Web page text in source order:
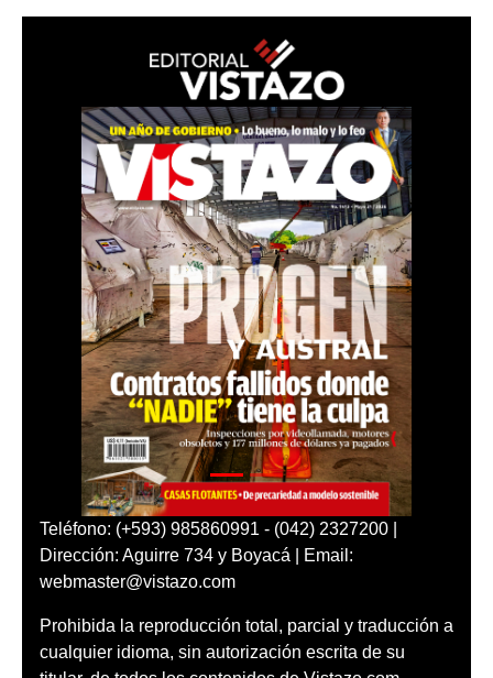
Teléfono: (+593) 985860991 - (042) 2327200 |
Dirección: Aguirre 734 y Boyacá | Email:
webmaster@vistazo.com
Prohibida la reproducción total, parcial y traducción a
cualquier idioma, sin autorización escrita de su